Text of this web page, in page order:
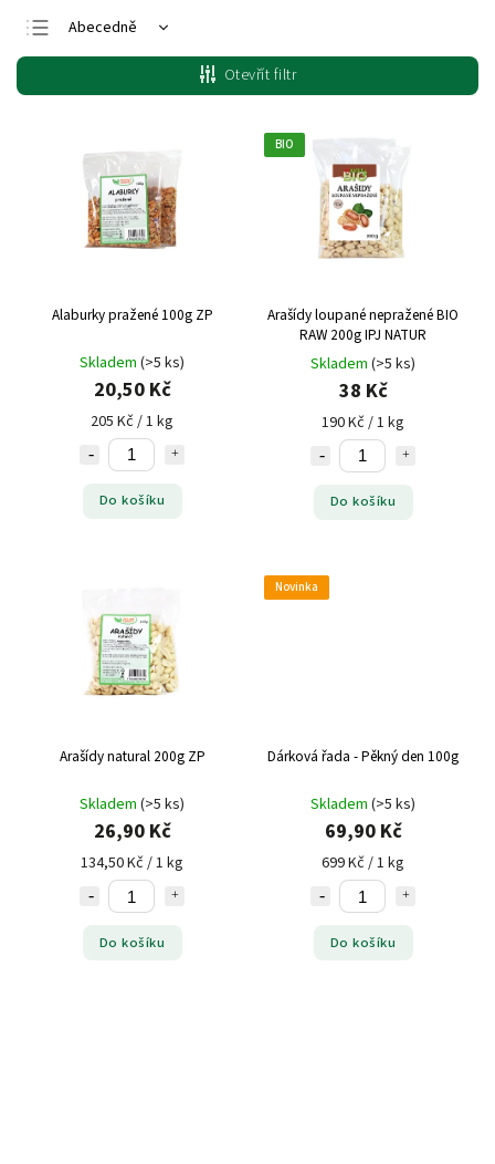
Abecedně
Nejlevnější
Nejdražší
Otevřít filtr
Alaburky pražené 100g ZP
Skladem (>5 ks)
20,50 Kč
205 Kč / 1 kg
Do košíku
BIO
Arašídy loupané nepražené BIO
RAW 200g IPJ NATUR
Skladem (>5 ks)
38 Kč
190 Kč / 1 kg
Do košíku
Arašídy natural 200g ZP
Skladem (>5 ks)
26,90 Kč
134,50 Kč / 1 kg
Do košíku
Novinka
Dárková řada - Pěkný den 100g
Skladem (>5 ks)
69,90 Kč
699 Kč / 1 kg
Do košíku